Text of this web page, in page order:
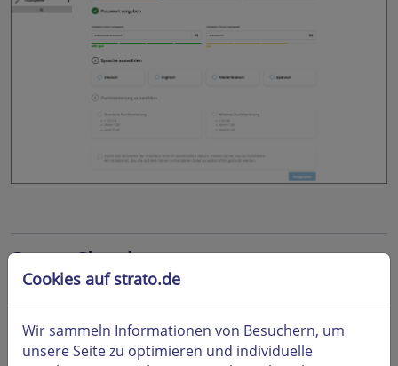
ServerCloud
Sie können Ihren Server der ServerCloud durch eine
Neuinstallation des Images in den Auslieferungszustand
zurück versetzen:
Cookies auf strato.de
Wir sammeln Informationen von Besuchern, um
unsere Seite zu optimieren und individuelle